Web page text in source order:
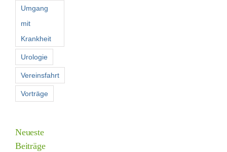
Umgang
mit
Krankheit
Urologie
Vereinsfahrt
Vorträge
Neueste
Beiträge